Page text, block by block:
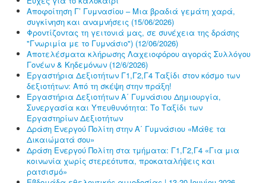
Αποφοίτηση Γ’ Γυμνασίου – Μια βραδιά γεμάτη χαρά,
συγκίνηση και αναμνήσεις (15/06/2026)
Φροντίζοντας τη γειτονιά μας, σε συνέχεια της δράσης
"Γνωριμία με το Γυμνάσιο") (12/06/2026)
Αποτελέσματα κλήρωσης Λαχειοφόρου αγοράς Συλλόγου
Γονέων & Κηδεμόνων (12/6/2026)
Εργαστήρια Δεξιοτήτων Γ1,Γ2,Γ4 Ταξίδι στον κόσμο των
δεξιοτήτων: Από τη σκέψη στην πράξη!
Εργαστήρια Δεξιοτήτων Α΄ Γυμνάσιου Δημιουργία,
Συνεργασία και Υπευθυνότητα: Το Ταξίδι των
Εργαστηρίων Δεξιοτήτων
Δράση Ενεργού Πολίτη στην Α΄ Γυμνάσιου «Μάθε τα
Δικαιώματά σου»
Δράση Ενεργού Πολίτη στα τμήματα: Γ1,Γ2,Γ4 «Για μια
κοινωνία χωρίς στερεότυπα, προκαταλήψεις και
ρατσισμό»